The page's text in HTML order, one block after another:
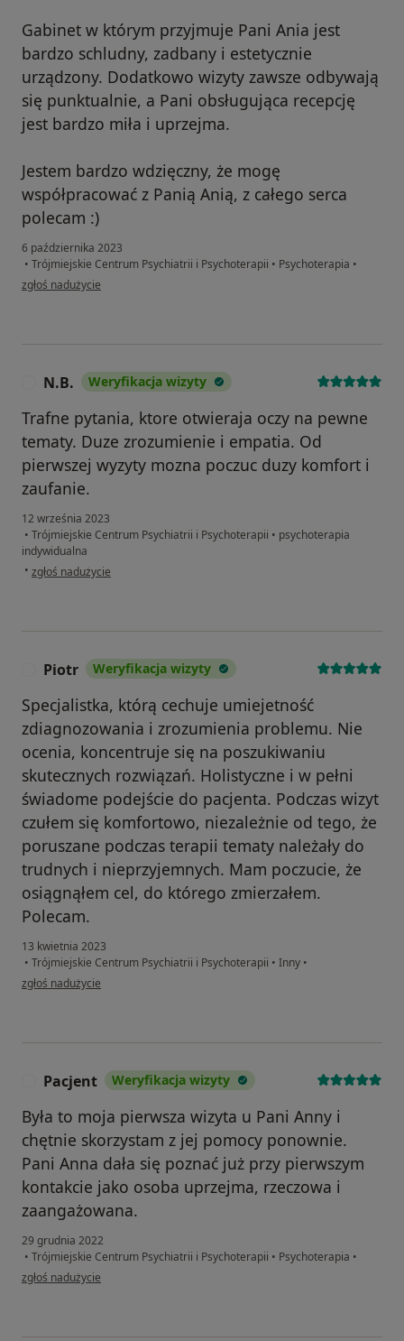
Gabinet w którym przyjmuje Pani Ania jest
bardzo schludny, zadbany i estetycznie
urządzony. Dodatkowo wizyty zawsze odbywają
się punktualnie, a Pani obsługująca recepcję
jest bardzo miła i uprzejma.
Jestem bardzo wdzięczny, że mogę
współpracować z Panią Anią, z całego serca
polecam :)
6 października 2023
• Trójmiejskie Centrum Psychiatrii i Psychoterapii • Psychoterapia •
w opinii użytkownika Mateusz B
zgłoś nadużycie
N.B. Weryfikacja wizyty
Trafne pytania, ktore otwieraja oczy na pewne
tematy. Duze zrozumienie i empatia. Od
pierwszej wyzyty mozna poczuc duzy komfort i
zaufanie.
12 września 2023
• Trójmiejskie Centrum Psychiatrii i Psychoterapii • psychoterapia
indywidualna
• w opinii użytkownika N.B.
zgłoś nadużycie
Piotr Weryfikacja wizyty
Specjalistka, którą cechuje umiejetność
zdiagnozowania i zrozumienia problemu. Nie
ocenia, koncentruje się na poszukiwaniu
skutecznych rozwiązań. Holistyczne i w pełni
świadome podejście do pacjenta. Podczas wizyt
czułem się komfortowo, niezależnie od tego, że
poruszane podczas terapii tematy należały do
trudnych i nieprzyjemnych. Mam poczucie, że
osiągnąłem cel, do którego zmierzałem.
Polecam.
13 kwietnia 2023
• Trójmiejskie Centrum Psychiatrii i Psychoterapii • Inny •
w opinii użytkownika Piotr
zgłoś nadużycie
Pacjent Weryfikacja wizyty
Była to moja pierwsza wizyta u Pani Anny i
chętnie skorzystam z jej pomocy ponownie.
Pani Anna dała się poznać już przy pierwszym
kontakcie jako osoba uprzejma, rzeczowa i
zaangażowana.
29 grudnia 2022
• Trójmiejskie Centrum Psychiatrii i Psychoterapii • Psychoterapia •
w opinii użytkownika Pacjent
zgłoś nadużycie